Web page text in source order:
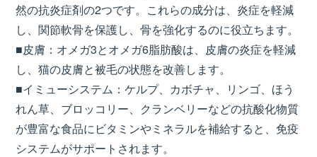
然の抗炎症剤の2つです。これらの成分は、炎症を軽減
し、関節軟骨を保護し、骨を強化するのに役立ちます。
■皮膚：オメガ3とオメガ6脂肪酸は、皮膚の炎症を軽減
し、猫の皮膚と被毛の状態を改善します。
■イミューシステム：ケルプ、カボチャ、リンゴ、ほう
れん草、ブロッコリー、クランベリーなどの抗酸化物質
が豊富な食品にビタミンやミネラルを補給すると、免疫
システムがサポートされます。